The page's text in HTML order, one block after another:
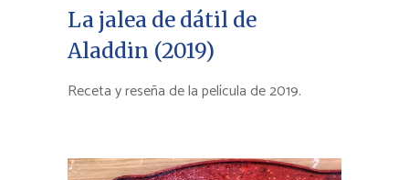
La jalea de dátil de
Aladdin (2019)
Receta y reseña de la película de 2019.